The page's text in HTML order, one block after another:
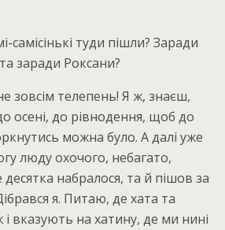
самісінькі туди пішли? Заради
заради Роксани?
зовсім телепень! Я ж, знаєш,
осені, до рівнодення, щоб до
можна було. А далі уже
люду охочого, небагато,
набралося, та й пішов за
я. Питаю, де хата та
і вказують на хатину, де ми нині